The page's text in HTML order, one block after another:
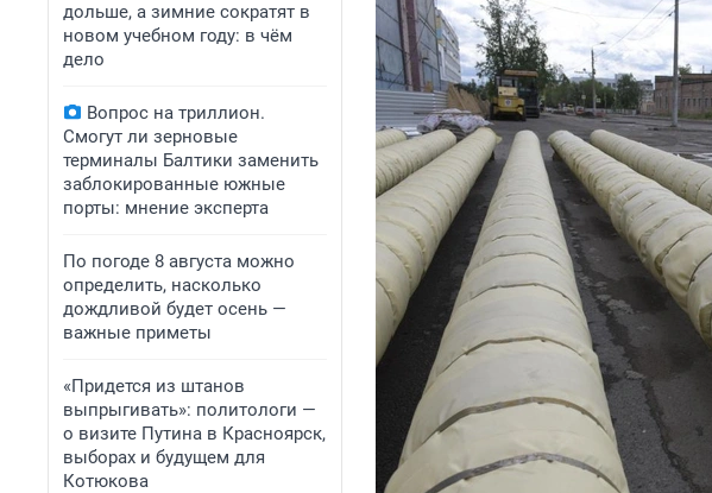
дольше, а зимние сократят в
новом учебном году: в чём
дело
Вопрос на триллион.
Смогут ли зерновые
терминалы Балтики заменить
заблокированные южные
порты: мнение эксперта
По погоде 8 августа можно
определить, насколько
дождливой будет осень —
важные приметы
«Придется из штанов
выпрыгивать»: политологи —
о визите Путина в Красноярск,
выборах и будущем для
Котюкова